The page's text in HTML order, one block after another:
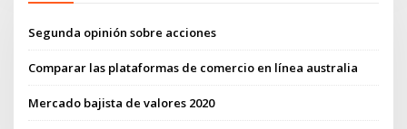
Segunda opinión sobre acciones
Comparar las plataformas de comercio en línea australia
Mercado bajista de valores 2020